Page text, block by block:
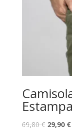
69,80€ O
29,90 €O